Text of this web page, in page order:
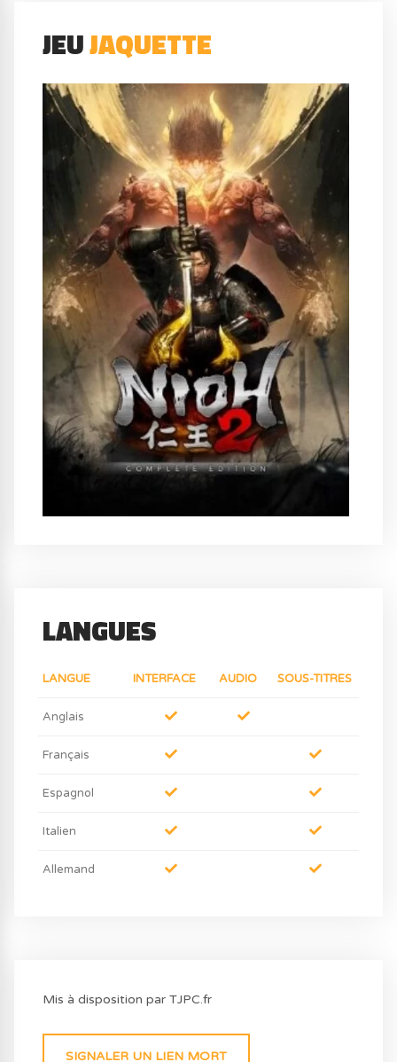
JEUJAQUETTE
LANGUES
LANGUE INTERFACE AUDIO SOUS-TITRES
Anglais
Français
Espagnol
Italien
Allemand
Mis à disposition par TJPC.fr
SIGNALER UN LIEN MORT